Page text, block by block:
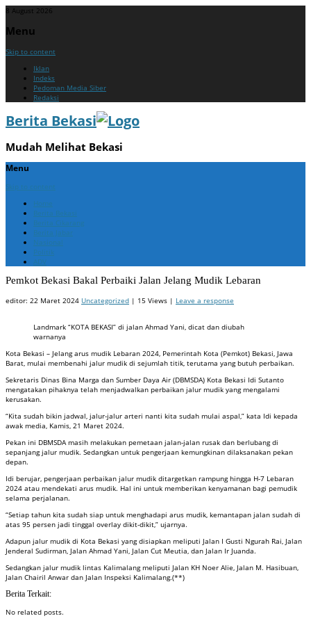
8 August 2026
Menu
Skip to content
Iklan
Indeks
Pedoman Media Siber
Redaksi
Berita Bekasi
Mudah Melihat Bekasi
Menu
Skip to content
Home
Berita Bekasi
Berita Cikarang
Berita Jabar
Nasional
Politik
ADV
Pemkot Bekasi Bakal Perbaiki Jalan Jelang Mudik Lebaran
editor: 22 Maret 2024 Uncategorized | 15 Views | Leave a response
Landmark “KOTA BEKASI” di jalan Ahmad Yani, dicat dan diubah
warnanya
Kota Bekasi – Jelang arus mudik Lebaran 2024, Pemerintah Kota (Pemkot) Bekasi, Jawa
Barat, mulai membenahi jalur mudik di sejumlah titik, terutama yang butuh perbaikan.
Sekretaris Dinas Bina Marga dan Sumber Daya Air (DBMSDA) Kota Bekasi Idi Sutanto
mengatakan pihaknya telah menjadwalkan perbaikan jalur mudik yang mengalami
kerusakan.
“Kita sudah bikin jadwal, jalur-jalur arteri nanti kita sudah mulai aspal,” kata Idi kepada
awak media, Kamis, 21 Maret 2024.
Pekan ini DBMSDA masih melakukan pemetaan jalan-jalan rusak dan berlubang di
sepanjang jalur mudik. Sedangkan untuk pengerjaan kemungkinan dilaksanakan pekan
depan.
Idi berujar, pengerjaan perbaikan jalur mudik ditargetkan rampung hingga H-7 Lebaran
2024 atau mendekati arus mudik. Hal ini untuk memberikan kenyamanan bagi pemudik
selama perjalanan.
“Setiap tahun kita sudah siap untuk menghadapi arus mudik, kemantapan jalan sudah di
atas 95 persen jadi tinggal overlay dikit-dikit,” ujarnya.
Adapun jalur mudik di Kota Bekasi yang disiapkan meliputi Jalan I Gusti Ngurah Rai, Jalan
Jenderal Sudirman, Jalan Ahmad Yani, Jalan Cut Meutia, dan Jalan Ir Juanda.
Sedangkan jalur mudik lintas Kalimalang meliputi Jalan KH Noer Alie, Jalan M. Hasibuan,
Jalan Chairil Anwar dan Jalan Inspeksi Kalimalang.(**)
Berita Terkait:
No related posts.